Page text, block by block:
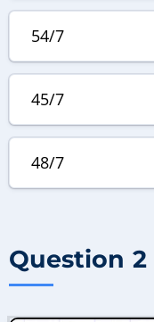
54/7
45/7
48/7
Question 2